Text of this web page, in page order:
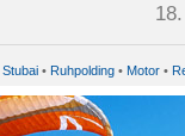
Stubai• Ruhpolding• Motor•